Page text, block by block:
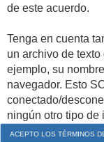
de este acuerdo.
Tenga en cuenta
un archivo de
ejemplo, su
navegador. Esto
conectado/
ningún otro tipo de